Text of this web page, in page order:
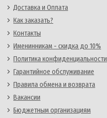
Доставка и Оплата
Как заказать?
Контакты
Именинникам - скидка до 10%
Политика конфиденциальности
Гарантийное обслуживание
Правила обмена и возврата
Вакансии
Бюджетным организациям